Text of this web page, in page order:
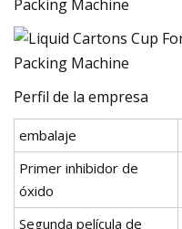
Perfil de la empresa
embalaje
Primer inhibidor de
óxido
Segunda película de